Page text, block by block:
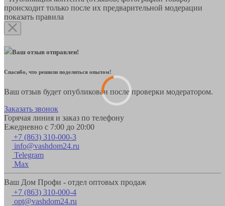
происходит только после их предварительной модерации
показать правила
Ваш отзыв отправлен!
Спасибо, что решили поделиться опытом!
Ваш отзыв будет опубликован после проверки модератором.
Заказать звонок
Горячая линия и заказ по телефону
Ежедневно с 7:00 до 20:00
+7 (863) 310-000-3
info@vashdom24.ru
Telegram
Max
Ваш Дом Профи - отдел оптовых продаж
+7 (863) 310-000-4
opt@vashdom24.ru